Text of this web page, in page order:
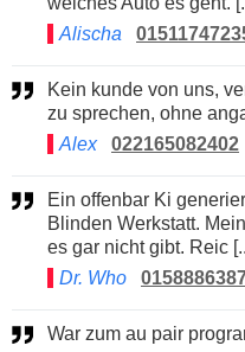
Alischa
Kein kunde von uns, verlangt aber, den geschäftsführer
zu sprechen, ohne
Alex
022165082402
Ein offenbar Ki generierter Anruf einer angeblichen
Blinden Werkstatt.
es gar nicht gibt. Reic
Dr. Who
War zum au pair